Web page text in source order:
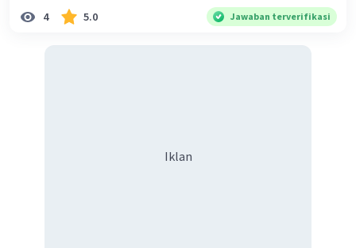
menghargai pendapat orang lain D. menerapkan hukum
secara adil E. merendahkan status orang lain
4 5.0 Jawaban terverifikasi
Iklan